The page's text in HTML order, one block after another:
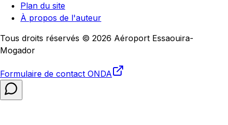
Plan du site
À propos de l'auteur
Tous droits réservés © 2026 Aéroport Essaouira-
Mogador
Formulaire de contact ONDA